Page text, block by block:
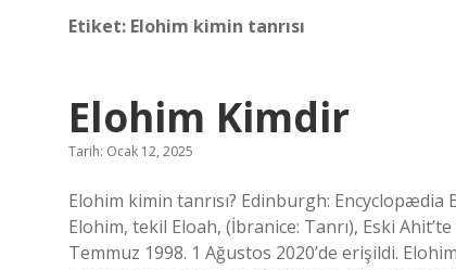
Etiket: Elohim kimin tanrısı
Elohim Kimdir
Tarih: Ocak 12, 2025
Elohim kimin tanrısı? Edinburgh: Encyclopædia
Elohim, tekil Eloah, (İbranice: Tanrı), Eski
Temmuz 1998. 1 Ağustos 2020’de erişildi.